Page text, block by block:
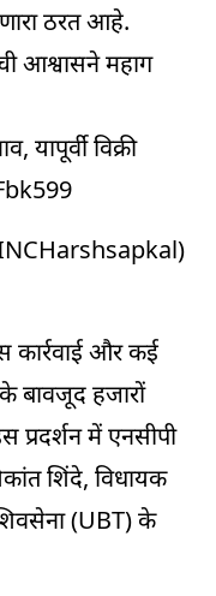
ठरत आहे.
आश्वासने महाग
यापूर्वी विक्री
कार्रवाई और कई
बावजूद हजारों
प्रदर्शन में एनसीपी
शिंदे, विधायक
(UBT) के